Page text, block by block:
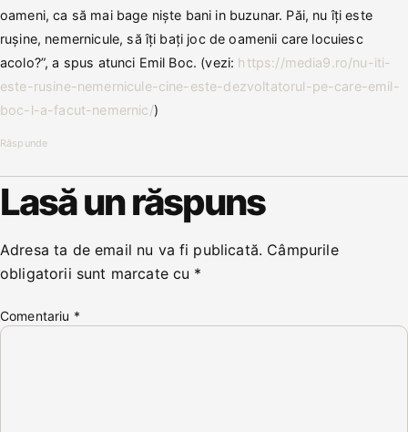
oameni, ca să mai bage niște bani in buzunar. Păi, nu îți este
rușine, nemernicule, să îți bați joc de oamenii care locuiesc
acolo?”, a spus atunci Emil Boc. (vezi: https://media9.ro/nu-iti-
este-rusine-nemernicule-cine-este-dezvoltatorul-pe-care-emil-
boc-l-a-facut-nemernic/)
Răspunde
Lasă un răspuns
Adresa ta de email nu va fi publicată. Câmpurile
obligatorii sunt marcate cu *
Comentariu *